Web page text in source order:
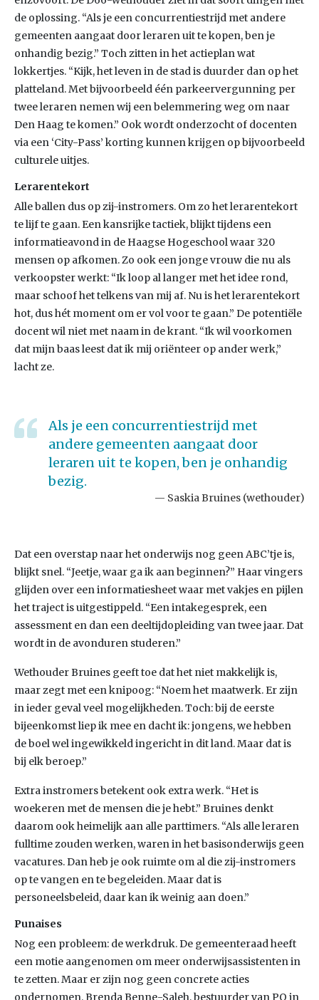
de oplossing. “Als je een concurrentiestrijd met andere
gemeenten aangaat door leraren uit te kopen, ben je
onhandig bezig.” Toch zitten in het actieplan wat
lokkertjes. “Kijk, het leven in de stad is duurder dan op het
platteland. Met bijvoorbeeld één parkeervergunning per
twee leraren nemen wij een belemmering weg om naar
Den Haag te komen.” Ook wordt onderzocht of docenten
via een ‘City-Pass’ korting kunnen krijgen op bijvoorbeeld
culturele uitjes.
Lerarentekort
Alle ballen dus op zij-instromers. Om zo het lerarentekort
te lijf te gaan. Een kansrijke tactiek, blijkt tijdens een
informatieavond in de Haagse Hogeschool waar 320
mensen op afkomen. Zo ook een jonge vrouw die nu als
verkoopster werkt: “Ik loop al langer met het idee rond,
maar schoof het telkens van mij af. Nu is het lerarentekort
hot, dus hét moment om er vol voor te gaan.” De potentiële
docent wil niet met naam in de krant. “Ik wil voorkomen
dat mijn baas leest dat ik mij oriënteer op ander werk,”
lacht ze.
Als je een concurrentiestrijd met
andere gemeenten aangaat door
leraren uit te kopen, ben je onhandig
bezig.
Saskia Bruines (wethouder)
Dat een overstap naar het onderwijs nog geen ABC’tje is,
blijkt snel. “Jeetje, waar ga ik aan beginnen?” Haar vingers
glijden over een informatiesheet waar met vakjes en pijlen
het traject is uitgestippeld. “Een intakegesprek, een
assessment en dan een deeltijdopleiding van twee jaar. Dat
wordt in de avonduren studeren.”
Wethouder Bruines geeft toe dat het niet makkelijk is,
maar zegt met een knipoog: “Noem het maatwerk. Er zijn
in ieder geval veel mogelijkheden. Toch: bij de eerste
bijeenkomst liep ik mee en dacht ik: jongens, we hebben
de boel wel ingewikkeld ingericht in dit land. Maar dat is
bij elk beroep.”
Extra instromers betekent ook extra werk. “Het is
woekeren met de mensen die je hebt.” Bruines denkt
daarom ook heimelijk aan alle parttimers. “Als alle leraren
fulltime zouden werken, waren in het basisonderwijs geen
vacatures. Dan heb je ook ruimte om al die zij-instromers
op te vangen en te begeleiden. Maar dat is
personeelsbeleid, daar kan ik weinig aan doen.”
Punaises
Nog een probleem: de werkdruk. De gemeenteraad heeft
een motie aangenomen om meer onderwijsassistenten in
te zetten. Maar er zijn nog geen concrete acties
ondernomen. Brenda Benne-Saleh, bestuurder van PO in